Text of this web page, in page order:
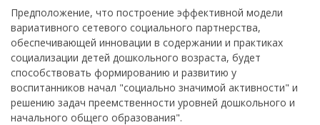
Предположение, что построение эффективной модели
вариативного сетевого социального партнерства,
обеспечивающей инновации в содержании и практиках
социализации детей дошкольного возраста, будет
способствовать формированию и развитию у
воспитанников начал "социально значимой активности" и
решению задач преемственности уровней дошкольного и
начального общего образования".